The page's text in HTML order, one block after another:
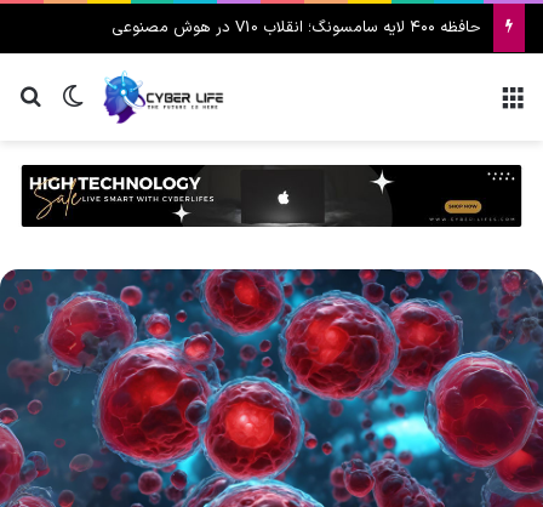
حافظه ۴۰۰ لایه سامسونگ؛ انقلاب V10 در هوش مصنوعی
تغییر